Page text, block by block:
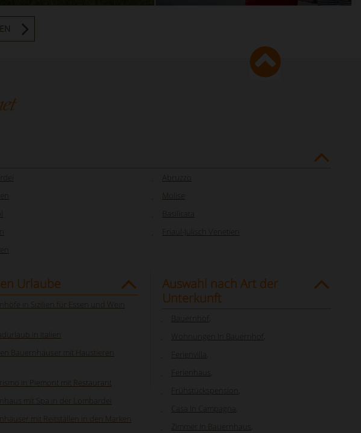
Abruzzo
Molise
Basilicata
Friaul-Julisch Venetien
Urlaube
in Sizilien für Essen und Wein
in Italien
Bauernhäuser mit Haustieren
in Piemont mit Restaurant
mit Spa in der Lombardei
mit Reitställen in den Marken
Auswahl nach Art der
Unterkunft
Bauernhof
Wohnungen In Bauernhof
Ferienvilla
Ferienhaus
Frühstückspension
Casa In Campagna
Zimmer In Bauernhaus